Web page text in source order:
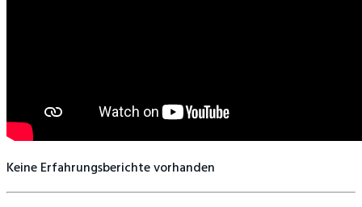
Keine Erfahrungsberichte vorhanden